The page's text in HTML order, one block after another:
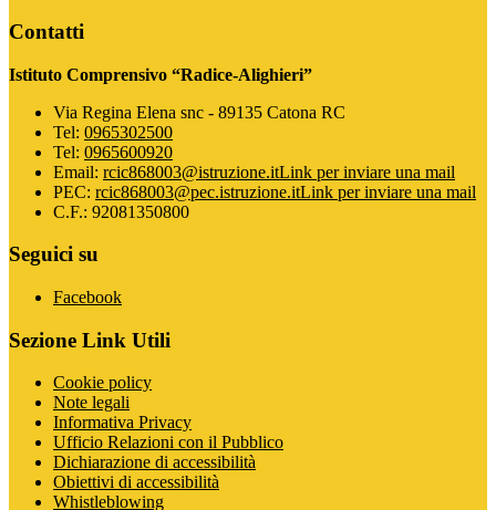
Contatti
Istituto Comprensivo “Radice-Alighieri”
Via Regina Elena snc - 89135 Catona RC
Tel: 0965302500
Tel: 0965600920
Email: rcic868003@istruzione.itLink per inviare una mail
PEC: rcic868003@pec.istruzione.itLink per inviare una mail
C.F.: 92081350800
Seguici su
Facebook
Sezione Link Utili
Cookie policy
Note legali
Informativa Privacy
Ufficio Relazioni con il Pubblico
Dichiarazione di accessibilità
Obiettivi di accessibilità
Whistleblowing